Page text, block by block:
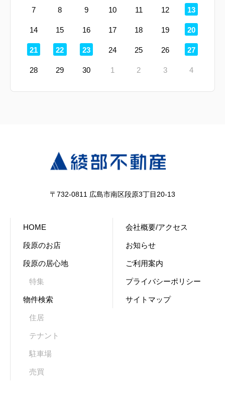
7 8 9 10 11 12 13
定
休
日
14 15 16 17 18 19 20
定
休
日
21
定
休
日
22
定
休
日
23
定
休
日
24 25 26 27
定
休
日
28 29 30 1 2 3 4
〒732-0811 広島市南区段原3丁目20-13
HOME
段原のお店
段原の居心地
特集
物件検索
住居
テナント
駐車場
売買
会社概要/アクセス
お知らせ
ご利用案内
プライバシーポリシー
サイトマップ